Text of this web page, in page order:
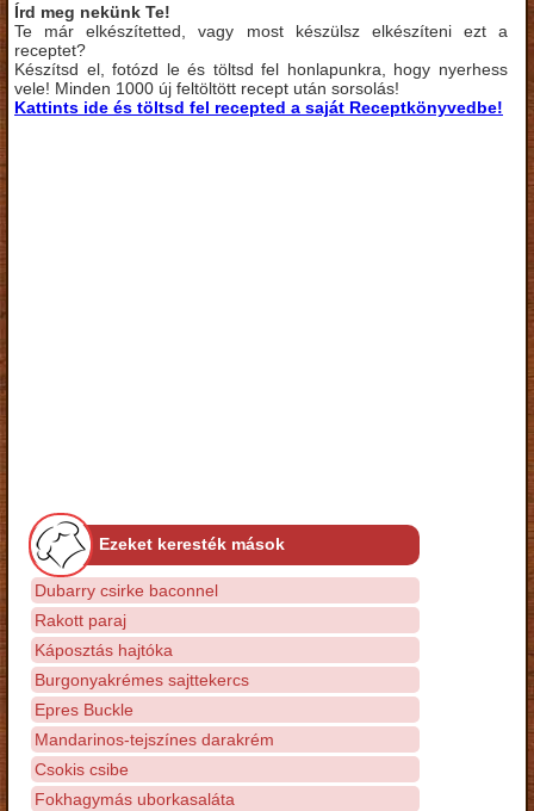
Írd meg nekünk Te!
Te már elkészítetted, vagy most készülsz elkészíteni ezt a
receptet?
Készítsd el, fotózd le és töltsd fel honlapunkra, hogy nyerhess
vele! Minden 1000 új feltöltött recept után sorsolás!
Kattints ide és töltsd fel recepted a saját Receptkönyvedbe!
Ezeket keresték mások
Dubarry csirke baconnel
Rakott paraj
Káposztás hajtóka
Burgonyakrémes sajttekercs
Epres Buckle
Mandarinos-tejszínes darakrém
Csokis csibe
Fokhagymás uborkasaláta